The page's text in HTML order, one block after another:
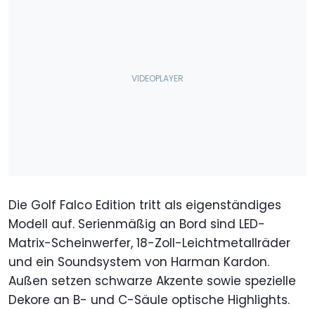
Die Golf Falco Edition tritt als eigenständiges
Modell auf. Serienmäßig an Bord sind LED-
Matrix-Scheinwerfer, 18-Zoll-Leichtmetallräder
und ein Soundsystem von Harman Kardon.
Außen setzen schwarze Akzente sowie spezielle
Dekore an B- und C-Säule optische Highlights.